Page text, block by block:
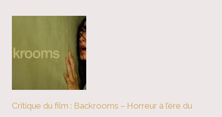
Critique du film : Backrooms – Horreur à l’ère du